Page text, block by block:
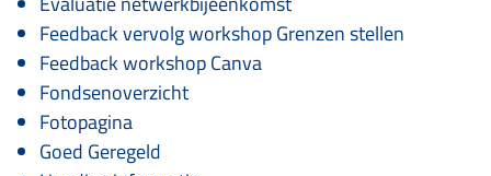
Feedback vervolg workshop Grenzen stellen
Feedback workshop Canva
Fondsenoverzicht
Fotopagina
Goed Geregeld